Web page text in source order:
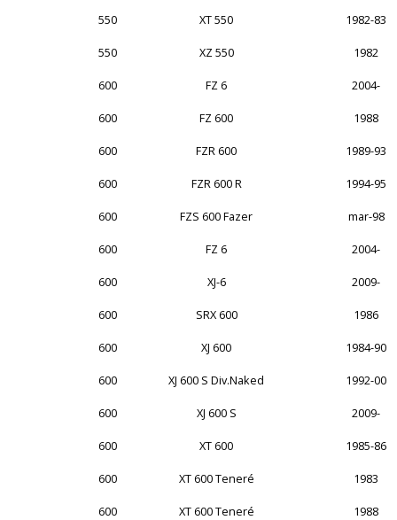
550 XT 550 1982-83
550 XZ 550 1982
600 FZ 6 2004-
600 FZ 600 1988
600 FZR 600 1989-93
600 FZR 600 R 1994-95
600 FZS 600 Fazer mar-98
600 FZ 6 2004-
600 XJ-6 2009-
600 SRX 600 1986
600 XJ 600 1984-90
600 XJ 600 S Div.Naked 1992-00
600 XJ 600 S 2009-
600 XT 600 1985-86
600 XT 600 Teneré 1983
600 XT 600 Teneré 1988